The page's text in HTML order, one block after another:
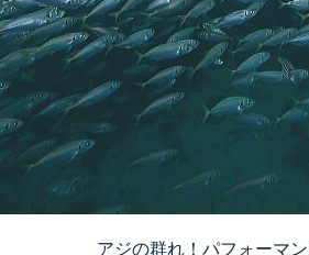
アジの群れ！パフォーマ